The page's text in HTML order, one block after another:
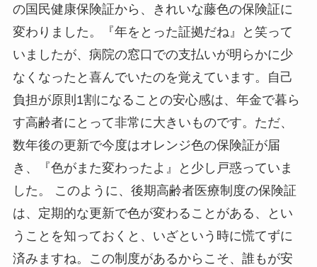
の国民健康保険証から、きれいな藤色の保険証に
変わりました。『年をとった証拠だね』と笑って
いましたが、病院の窓口での支払いが明らかに少
なくなったと喜んでいたのを覚えています。自己
負担が原則1割になることの安心感は、年金で暮ら
す高齢者にとって非常に大きいものです。ただ、
数年後の更新で今度はオレンジ色の保険証が届
き、『色がまた変わったよ』と少し戸惑っていま
した。 このように、後期高齢者医療制度の保険証
は、定期的な更新で色が変わることがある、とい
うことを知っておくと、いざという時に慌てずに
済みますね。この制度があるからこそ、誰もが安